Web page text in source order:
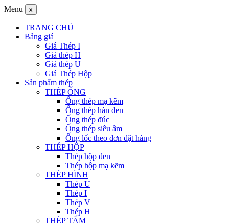
Menu x
TRANG CHỦ
Bảng giá
Giá Thép I
Giá thép H
Giá thép U
Giá Thép Hộp
Sản phẩm thép
THÉP ỐNG
Ống thép mạ kẽm
Ống thép hàn đen
Ống thép đúc
Ống thép siêu âm
Ống lốc theo đơn đặt hàng
THÉP HỘP
Thép hộp đen
Thép hộp mạ kẽm
THÉP HÌNH
Thép U
Thép I
Thép V
Thép H
THÉP TẤM